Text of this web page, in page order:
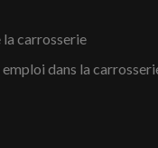
la carrosserie
dans la